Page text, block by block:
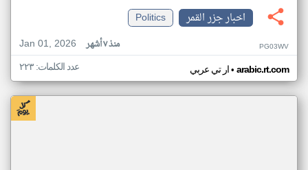
اخبار جزر القمر
Politics
Jan 01, 2026
منذ ٧ أشهر PG03WV
ار تي عربي• arabic.rt.com عدد الكلمات: ٢٢٣